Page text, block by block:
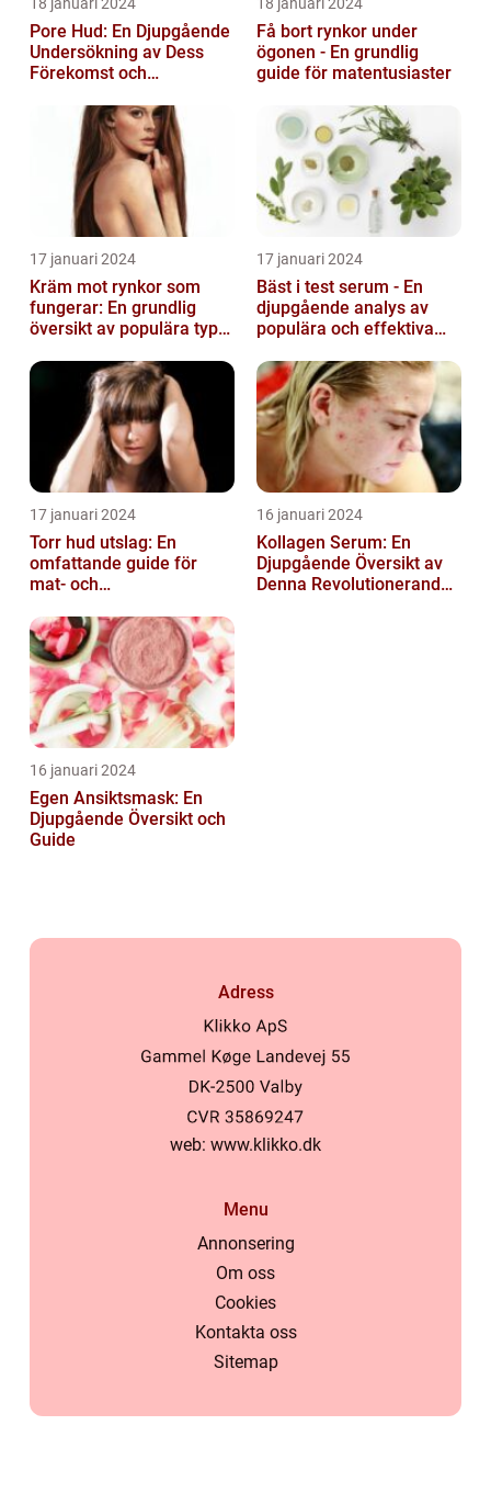
Pore Hud: En Djupgående
Undersökning av Dess
Förekomst och
Få bort rynkor under
ögonen - En grundlig
guide för matentusiaster
17 januari 2024
Kräm mot rynkor som
fungerar: En grundlig
översikt av populära typer
17 januari 2024
Bäst i test serum - En
djupgående analys av
populära och effektiva
17 januari 2024
Torr hud utslag: En
omfattande guide för
mat- och
16 januari 2024
Kollagen Serum: En
Djupgående Översikt av
Denna Revolutionerande
16 januari 2024
Egen Ansiktsmask: En
Djupgående Översikt och
Guide
Adress
web: www.klikko.dk
Menu
Annonsering
Om oss
Cookies
Kontakta oss
Sitemap